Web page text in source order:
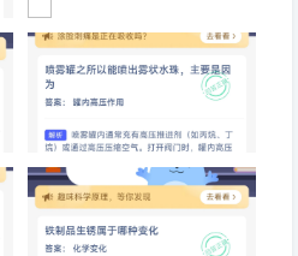
为
什
么
用
锅
涮
肉
味
道
比
喷雾罐之所以能喷出雾状水珠，
主要是因为